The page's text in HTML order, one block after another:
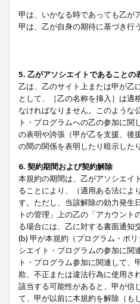
甲は、いかなる時であっても乙が
甲は、乙が自身の期待に基づき行
5. 乙がアソシエイトであることの
乙は、乙のサイト上または甲が乙
として、［乙の名称を挿入］は適
なければなりません。このような
ト・プログラムへの乙の参加に
の表明や誇張（甲が乙を支援、後
の間の関係を表明したり暗示した
6. 契約期間および契約解除
本規約の期間は、乙がアソシエイ
ることにより、（適用ある法によ
す。ただし、当該解除の効力発生
トの管理」上の乙の「アカウン
る場合には、乙に対する書面通知
(b) 甲が本規約（プログラム・ポ
シエイト・プログラムの参加に関
ト・プログラム参加に関連して
欺、不正または違法行為に使用さ
該当する可能性があると、甲が信
て、甲が以前に本規約を解除（も